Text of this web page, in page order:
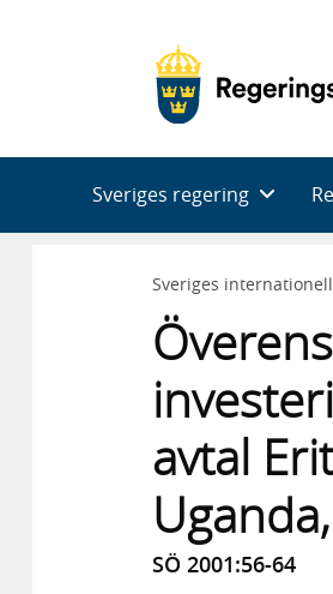
Sveriges regering
Sveriges
avtal
SÖ 2001:56-64